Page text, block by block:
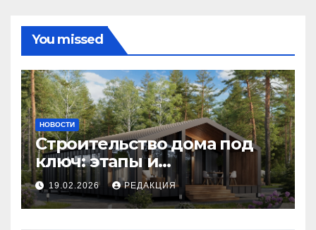
You missed
НОВОСТИ
Строительство дома под
ключ: этапы и
планирование бюджета
19.02.2026 РЕДАКЦИЯ